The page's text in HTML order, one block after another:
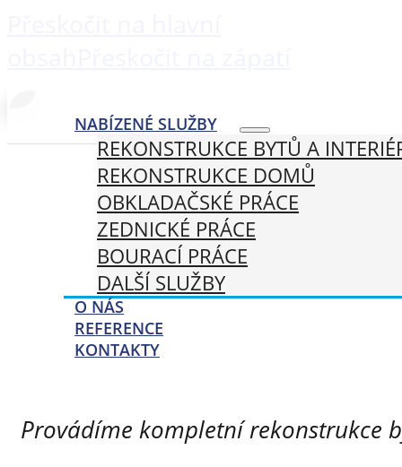
NABÍZENÉ SLUŽBY
REKONSTRUKCE BYTŮ A
REKONSTRUKCE DOMŮ
OBKLADAČSKÉ PRÁCE
ZEDNICKÉ PRÁCE
BOURACÍ PRÁCE
DALŠÍ SLUŽBY
O NÁS
REFERENCE
KONTAKTY
Provádíme kompletní rekonstrukce